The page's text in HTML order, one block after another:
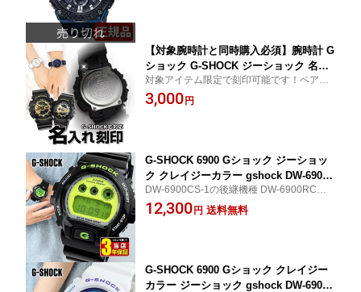
【対象腕時計と同時購入必須】腕時計 G
ショック G-SHOCK ジーショック 名入
れ刻印 裏蓋 カスタム 誕生日プレゼント
クリスマスプレゼント 子供 彼氏 彼女
対象アイテム限定で刻印可能です！ペアで
刻印もおすすめ gショック 名入れ
3,000円
G-SHOCK 6900 Gショック ジーショッ
ク クレイジーカラー gshock DW-6900R
CS-1 デジタル メンズ 腕時計 時計 多機
能 防水 黒 ブラック グリーン 緑 カラフ
DW-6900CS-1の後継機種 DW-6900RCS-1
ブラック グリーン
12,300円 送料無料
G-SHOCK 6900 Gショック クレイジー
カラー ジーショック gshock DW-6900R